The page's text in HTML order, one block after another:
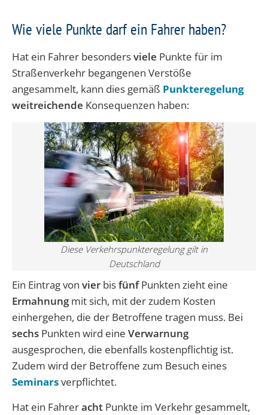
Wie viele Punkte darf ein Fahrer haben?
Hat ein Fahrer besondersviele Punkte für im
Straßenverkehr begangenen Verstöße
angesammelt, kann dies gemäß Punkteregelung
weitreichende Konsequenzen haben:
Diese Verkehrspunkteregelung gilt in
Deutschland
Ein Eintrag von vier bisfünfPunkten zieht eine
Ermahnungmit sich, mit der zudem Kosten
einhergehen, die der Betroffene tragen muss. Bei
sechs Punkten wird eine Verwarnung
ausgesprochen, die ebenfalls kostenpflichtig ist.
Zudem wird der Betroffene zum Besuch eines
Seminarsverpflichtet.
Hat ein Fahreracht Punkte im Verkehr gesammelt,